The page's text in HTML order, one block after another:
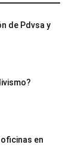
de Pdvsa y
en